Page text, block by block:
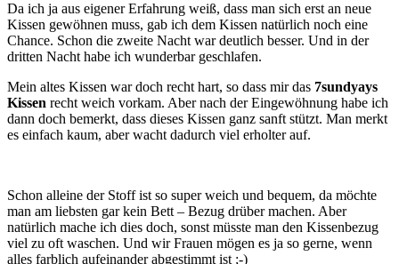
Da ich ja aus eigener Erfahrung weiß, dass man sich erst an neue
Kissen gewöhnen muss, gab ich dem Kissen natürlich noch eine
Chance. Schon die zweite Nacht war deutlich besser. Und in der
dritten Nacht habe ich wunderbar geschlafen.
Mein altes Kissen war doch recht hart, so dass mir das 7sundyays
Kissen recht weich vorkam. Aber nach der Eingewöhnung habe ich
dann doch bemerkt, dass dieses Kissen ganz sanft stützt. Man merkt
es einfach kaum, aber wacht dadurch viel erholter auf.
Schon alleine der Stoff ist so super weich und bequem, da möchte
man am liebsten gar kein Bett – Bezug drüber machen. Aber
natürlich mache ich dies doch, sonst müsste man den Kissenbezug
viel zu oft waschen. Und wir Frauen mögen es ja so gerne, wenn
alles farblich aufeinander abgestimmt ist ;-)